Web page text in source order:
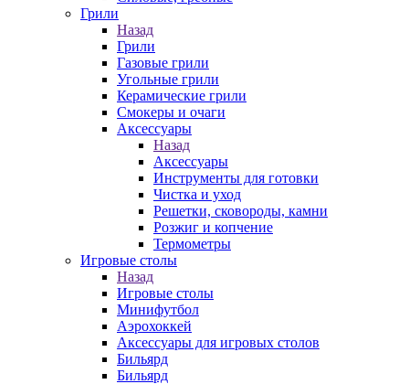
Грили
Назад
Грили
Газовые грили
Угольные грили
Керамические грили
Смокеры и очаги
Аксессуары
Назад
Аксессуары
Инструменты для готовки
Чистка и уход
Решетки, сковороды, камни
Розжиг и копчение
Термометры
Игровые столы
Назад
Игровые столы
Минифутбол
Аэрохоккей
Аксессуары для игровых столов
Бильяpд
Бильяpд